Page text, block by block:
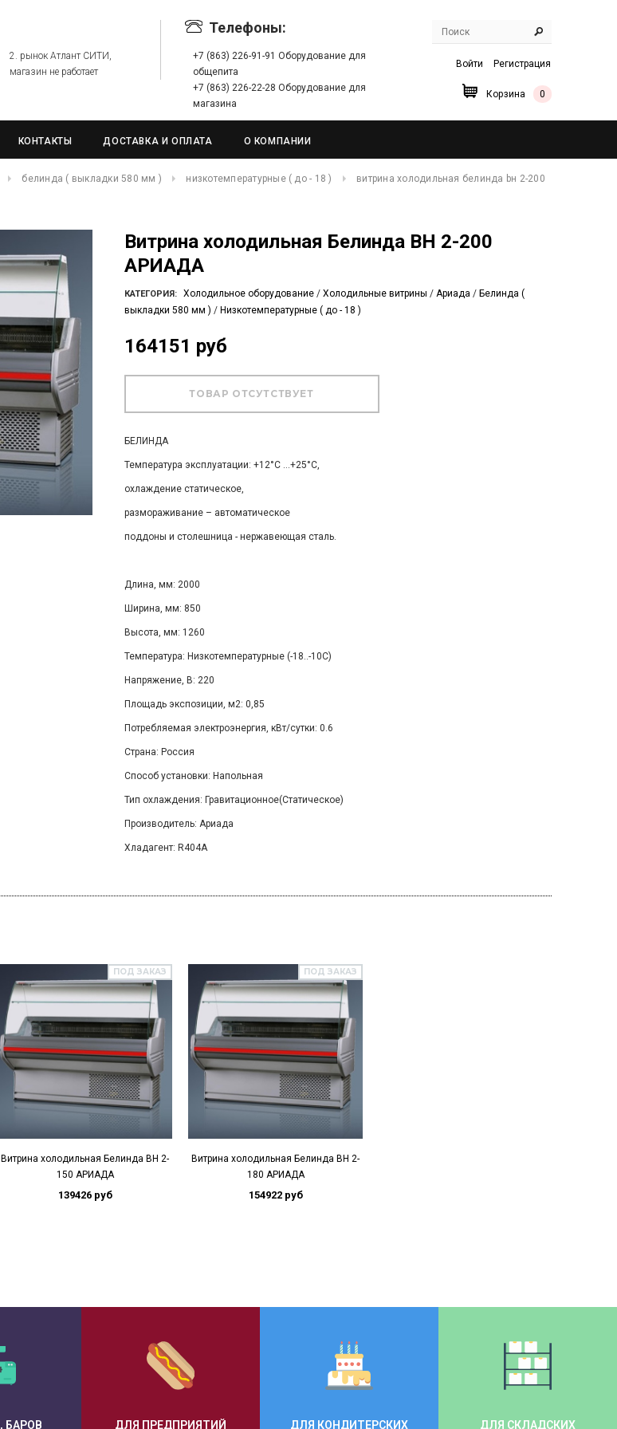
2. рынок Атлант СИТИ,
магазин не работает
Телефоны:
+7 (863) 226-91-91 Оборудование для
общепита
+7 (863) 226-22-28 Оборудование для
магазина
Войти Регистрация
Корзина 0
КОНТАКТЫ ДОСТАВКА И ОПЛАТА О КОМПАНИИ
белинда ( выкладки 580 мм ) низкотемпературные ( до - 18 )
витрина холодильная белинда bн 2-200
Витрина холодильная Белинда BН 2-200
АРИАДА
КАТЕГОРИЯ: Холодильное оборудование / Холодильные витрины / Ариада / Белинда (
выкладки 580 мм ) / Низкотемпературные ( до - 18 )
164151 руб
БЕЛИНДА
Температура эксплуатации: +12°С …+25°С,
охлаждение статическое,
размораживание – автоматическое
поддоны и столешница - нержавеющая сталь.
Длина, мм: 2000
Ширина, мм: 850
Высота, мм: 1260
Температура: Низкотемпературные (-18..-10С)
Напряжение, В: 220
Площадь экспозиции, м2: 0,85
Потребляемая электроэнергия, кВт/сутки: 0.6
Страна: Россия
Способ установки: Напольная
Тип охлаждения: Гравитационное(Статическое)
Производитель: Ариада
Хладагент: R404A
ПОД ЗАКАЗ
Витрина холодильная Белинда BН 2-
150 АРИАДА
139426 руб
ПОД ЗАКАЗ
Витрина холодильная Белинда BН 2-
180 АРИАДА
154922 руб
БАРОВ
ДЛЯ ПРЕДПРИЯТИЙ
ДЛЯ КОНДИТЕРСКИХ
ДЛЯ СКЛАДСКИХ